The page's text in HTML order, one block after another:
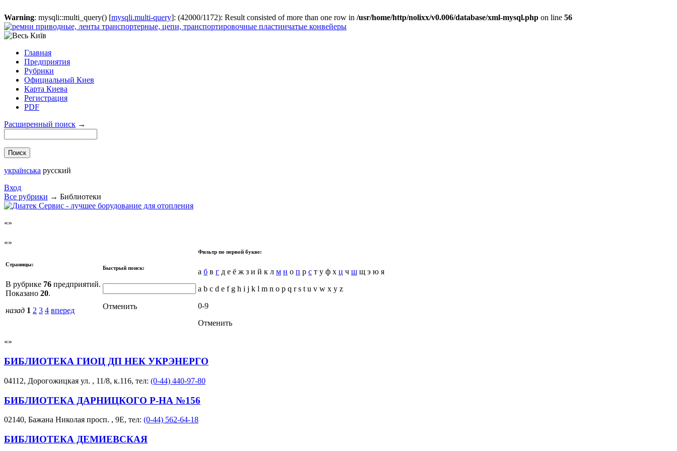
Warning: mysqli::multi_query() [mysqli.multi-query]: (42000/1172): Result consisted of more than one row in /usr/home/http/nolixx/v0.006/database/xml-mysql.php on line 56
Главная
Предприятия
Рубрики
Официальный Киев
Карта Киева
Регистрация
PDF
Расширенный поиск →
українська русский
Вход
Все рубрики → Библиотеки
Страницы:
В рубрике 76 предприятий.
Показано 20.
назад 1 2 3 4 вперед
Быстрый поиск:
Отменить
Фильтр по первой букве:
а б в г д е ё ж з и й к л м н о п р с т у ф х ц ч ш щ э ю я
a b c d e f g h i j k l m n o p q r s t u v w x y z
0-9
Отменить
БИБЛИОТЕКА ГИОЦ ДП НЕК УКРЭНЕРГО
04112, Дорогожицкая ул. , 11/8, к.116, тел: (0-44) 440-97-80
БИБЛИОТЕКА ДАРНИЦКОГО Р-НА №156
02140, Бажана Николая просп. , 9Е, тел: (0-44) 562-64-18
БИБЛИОТЕКА ДЕМИЕВСКАЯ